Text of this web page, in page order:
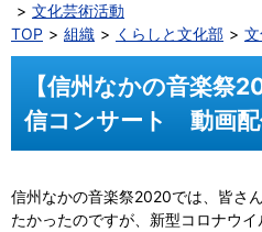
文化芸術活動
TOP
組織 くらしと文化部
【信州なかの音楽祭
信コンサート 動画配
信州なかの音楽祭2020では、皆さ
たかったのですが、新型コロナウ